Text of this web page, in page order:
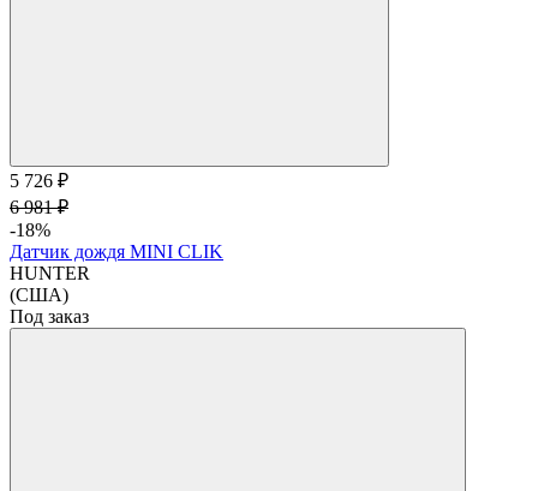
5 726 ₽
6 981 ₽
-18%
Датчик дождя MINI CLIK
HUNTER
(США)
Под заказ